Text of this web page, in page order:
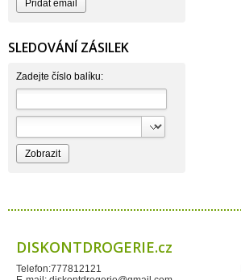
BERGEN S. R. L.
Bettina Barty
Bio-repel
Bioclean
Biolit
BIOM s.r.o.
Bioprospect
Bispol
Blue Stratos
BlueSun
Bolton
BumusCare GmBh
Certex
SLEDOVÁNÍ ZÁSILEK
Zadejte číslo balíku:
DISKONTDROGERIE.cz
Telefon:777812121